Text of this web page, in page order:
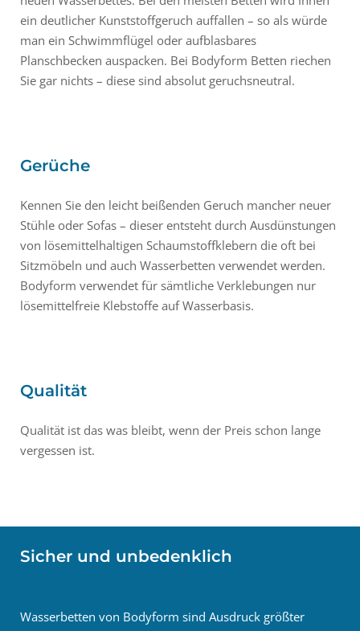
ein deutlicher Kunststoffgeruch auffallen – so als würde
man ein Schwimmflügel oder aufblasbares
Planschbecken auspacken. Bei Bodyform Betten riechen
Sie gar nichts – diese sind absolut geruchsneutral.
Gerüche
Kennen Sie den leicht beißenden Geruch mancher neuer
Stühle oder Sofas – dieser entsteht durch Ausdünstungen
von lösemittelhaltigen Schaumstoffklebern die oft bei
Sitzmöbeln und auch Wasserbetten verwendet werden.
Bodyform verwendet für sämtliche Verklebungen nur
lösemittelfreie Klebstoffe auf Wasserbasis.
Qualität
Qualität ist das was bleibt, wenn der Preis schon lange
vergessen ist.
Sicher und unbedenklich
Wasserbetten von Bodyform sind Ausdruck größter